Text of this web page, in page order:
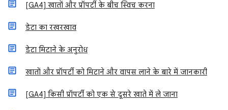
[GA4] खातों और प्रॉपर्टी के बीच स्विच करना
डेटा का रखरखाव
डेटा मिटाने के अनुरोध
खातों और प्रॉपर्टी को मिटाने और वापस लाने के बारे में जानकारी
[GA4] किसी प्रॉपर्टी को एक से दूसरे खाते में ले जाना